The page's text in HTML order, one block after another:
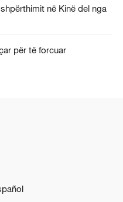
në Kinë del nga
për të forcuar